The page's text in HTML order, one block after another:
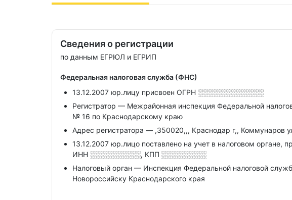
Сведения о регистрации
по данным ЕГРЮЛ и ЕГРИП
Федеральная налоговая служба (ФНС)
13.12.2007 юр.лицу присвоен ОГРН ░░░░░░░░░░░░░
Регистратор — Межрайонная инспекция Федеральной
№ 16 по Краснодарскому краю
Адрес регистратора — ,350020,,, Краснодар г,, Коммунаров
13.12.2007 юр.лицо поставлено на учет в налоговом органе,
ИНН ░░░░░░░░░░, КПП ░░░░░░░░░
Налоговый орган — Инспекция Федеральной налоговой
Новороссийску Краснодарского края